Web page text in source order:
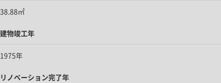
38.88㎡
建物竣工年
1975年
リノベーション完了年